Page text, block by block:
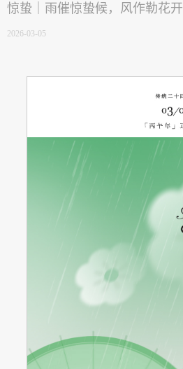
惊蛰｜雨催惊蛰候，风作勒花开
2026-03-05